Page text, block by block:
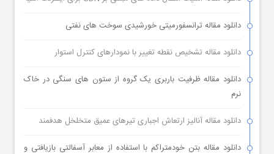
دانلود مقاله ترانسفورمیتی خورشیدی سوخت های نفتی
دانلود مقاله تشخیص نقطه تغییر با نمودارهای کنترل استوار
دانلود مقاله ظرفیت باربری یک گروه از ستون های سنگی در خاک
نرم
دانلود مقاله آنالیز ارتعاش اجباری تیرهای عمیق متخلخل هدفمند
دانلود مقاله بتن خودمتراکم با استفاده از معابر آسفالتی بازیافتی و